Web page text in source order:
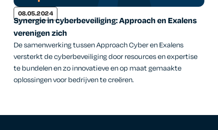
08.05.2024
Synergie in cyberbeveiliging: Approach en Exalens
verenigen zich
De samenwerking tussen Approach Cyber en Exalens
versterkt de cyberbeveiliging door resources en expertise
te bundelen en zo innovatieve en op maat gemaakte
oplossingen voor bedrijven te creëren.